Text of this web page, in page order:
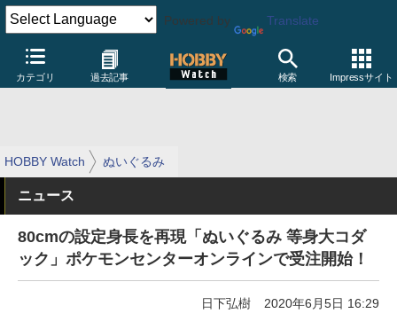
Powered by Translate
カテゴリ 過去記事 検索 Impressサイト
HOBBY Watch ぬいぐるみ
ニュース
80cmの設定身長を再現「ぬいぐるみ 等身大コダ
ック」ポケモンセンターオンラインで受注開始！
日下弘樹 2020年6月5日 16:29